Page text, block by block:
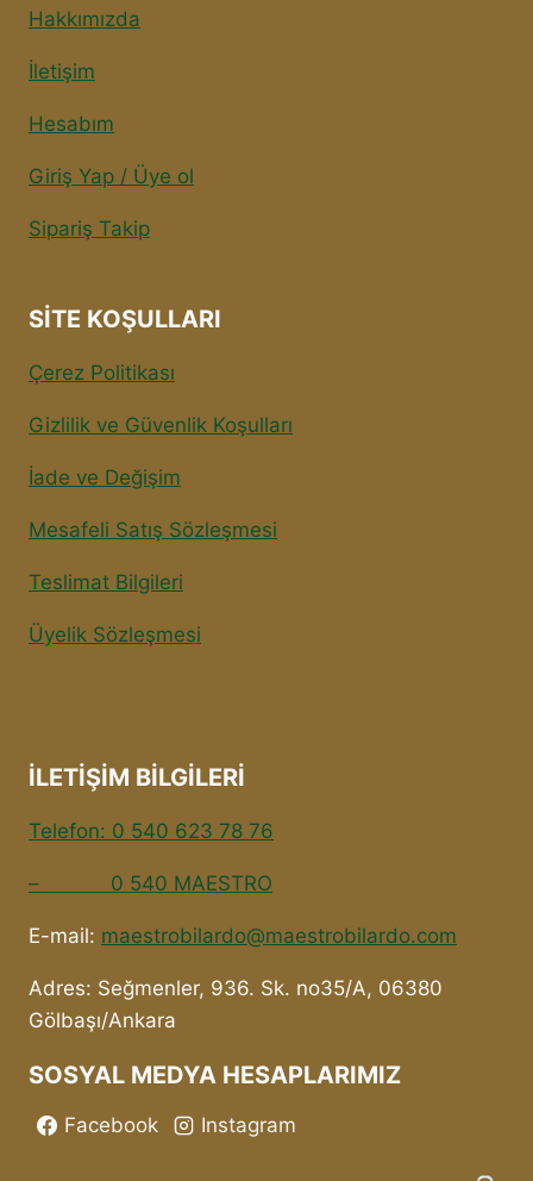
Hakkımızda
İletişim
Hesabım
Giriş Yap / Üye ol
Sipariş Takip
SITE KOŞULLARI
Çerez Politikası
Gizlilik ve Güvenlik Koşulları
İade ve Değişim
Mesafeli Satış Sözleşmesi
Teslimat Bilgileri
Üyelik Sözleşmesi
İLETİŞİM BİLGİLERİ
Telefon: 0 540 623 78 76
– 0 540 MAESTRO
E-mail: maestrobilardo@maestrobilardo.com
Adres: Seğmenler, 936. Sk. no35/A, 06380
Gölbaşı/Ankara
SOSYAL MEDYA HESAPLARIMIZ
Facebook Instagram